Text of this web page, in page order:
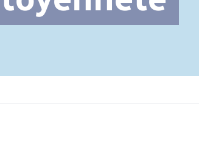
Cimetière communal